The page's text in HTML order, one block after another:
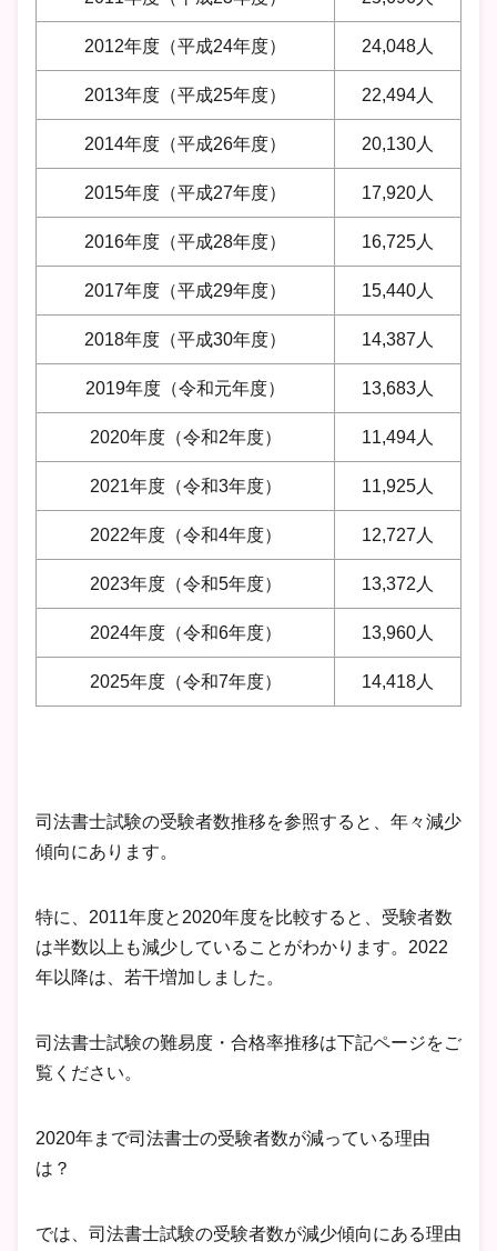
2012年度（平成24年度） 24,048人
2013年度（平成25年度） 22,494人
2014年度（平成26年度） 20,130人
2015年度（平成27年度） 17,920人
2016年度（平成28年度） 16,725人
2017年度（平成29年度） 15,440人
2018年度（平成30年度） 14,387人
2019年度（令和元年度） 13,683人
2020年度（令和2年度） 11,494人
2021年度（令和3年度） 11,925人
2022年度（令和4年度） 12,727人
2023年度（令和5年度） 13,372人
2024年度（令和6年度） 13,960人
2025年度（令和7年度） 14,418人
司法書士試験の受験者数推移を参照すると、年々減少
傾向にあります。
特に、2011年度と2020年度を比較すると、受験者数
は半数以上も減少していることがわかります。2022
年以降は、若干増加しました。
司法書士試験の難易度・合格率推移は下記ページをご
覧ください。
2020年まで司法書士の受験者数が減っている理由
は？
では、司法書士試験の受験者数が減少傾向にある理由